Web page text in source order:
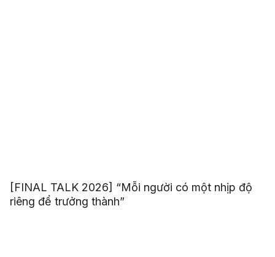
[FINAL TALK 2026] “Mỗi người có một nhịp độ
riêng để trưởng thành”